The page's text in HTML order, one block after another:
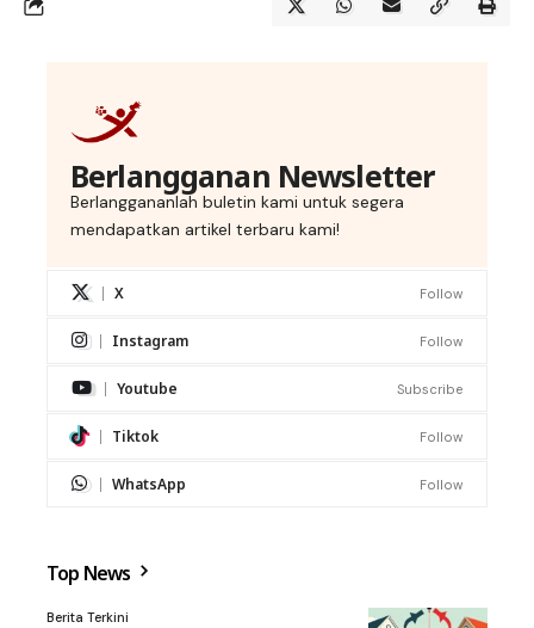
Berlangganan Newsletter
Berlanggananlah buletin kami untuk segera
mendapatkan artikel terbaru kami!
X Follow
Instagram Follow
Youtube Subscribe
Tiktok Follow
WhatsApp Follow
Top News
Berita Terkini